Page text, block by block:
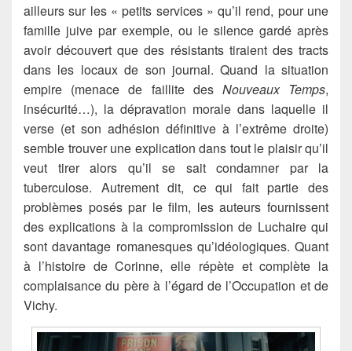
ailleurs sur les « petits services » qu’il rend, pour une
famille juive par exemple, ou le silence gardé après
avoir découvert que des résistants tiraient des tracts
dans les locaux de son journal. Quand la situation
empire (menace de faillite des Nouveaux Temps,
insécurité…), la dépravation morale dans laquelle il
verse (et son adhésion définitive à l’extrême droite)
semble trouver une explication dans tout le plaisir qu’il
veut tirer alors qu’il se sait condamner par la
tuberculose. Autrement dit, ce qui fait partie des
problèmes posés par le film, les auteurs fournissent
des explications à la compromission de Luchaire qui
sont davantage romanesques qu’idéologiques. Quant
à l’histoire de Corinne, elle répète et complète la
complaisance du père à l’égard de l’Occupation et de
Vichy.